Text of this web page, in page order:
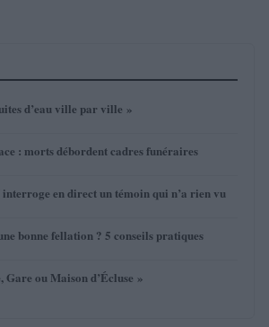
d’eau ville par ville »
: morts débordent cadres funéraires
en direct un témoin qui n’a rien vu
bonne fellation ? 5 conseils pratiques
Gare ou Maison d’Écluse »